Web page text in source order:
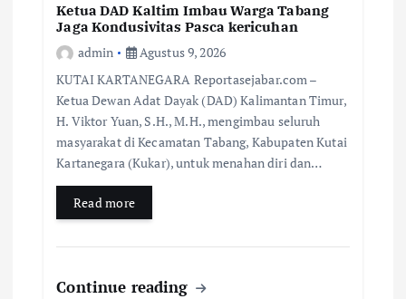
Ketua DAD Kaltim Imbau Warga Tabang
Jaga Kondusivitas Pasca kericuhan
admin
Agustus 9, 2026
KUTAI KARTANEGARA Reportasejabar.com –
Ketua Dewan Adat Dayak (DAD) Kalimantan Timur,
H. Viktor Yuan, S.H., M.H., mengimbau seluruh
masyarakat di Kecamatan Tabang, Kabupaten Kutai
Kartanegara (Kukar), untuk menahan diri dan…
Read more
Continue reading